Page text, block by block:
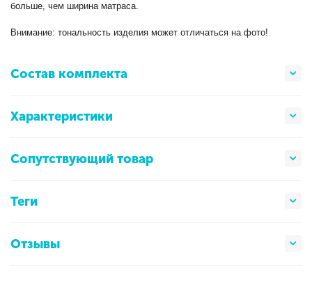
больше, чем ширина матраса.
Внимание: тональность изделия может отличаться на фото!
Состав комплекта
Характеристики
Сопутствующий товар
Теги
Отзывы